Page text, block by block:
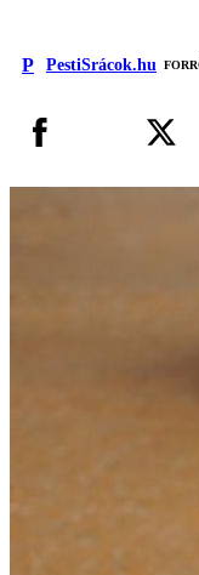
P PestiSrácok.hu